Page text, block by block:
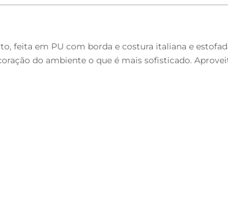
feita em PU com borda e costura italiana e
do ambiente o que é mais sofisticado.